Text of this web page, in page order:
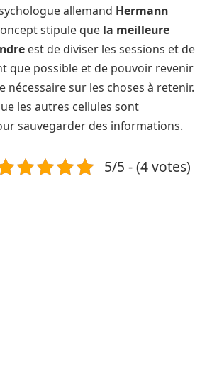
allemand Hermann
stipule que la meilleure
est de diviser les sessions et de
que possible et de pouvoir revenir
nécessaire sur les choses à retenir.
les autres cellules sont
sauvegarder des informations.
5/5 - (4 votes)